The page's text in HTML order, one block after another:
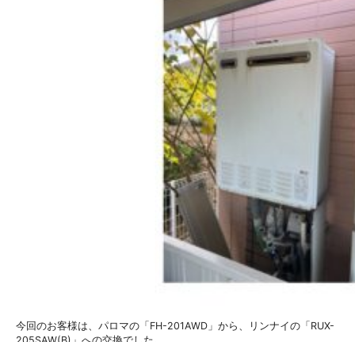
今回のお客様は、パロマの「FH-201AWD」から、リンナイの「RUX-